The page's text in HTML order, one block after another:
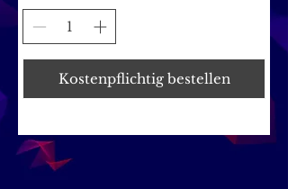
Kostenpflichtig bestellen